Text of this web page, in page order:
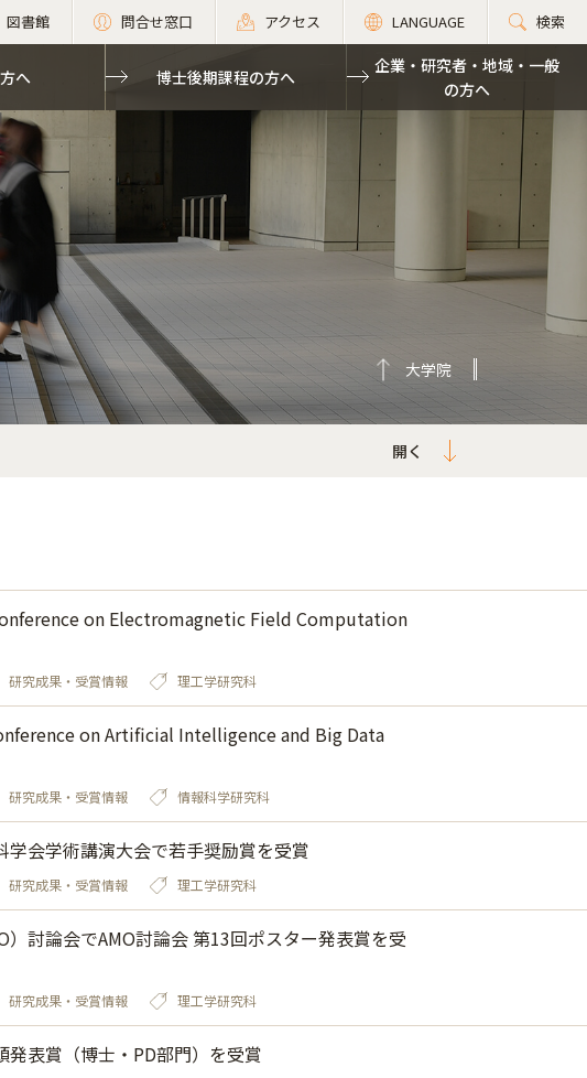
図書館 問合せ窓口 アクセス LANGUAGE 検索
へ 博士後期課程の方へ
企業・研究者・地域・一般
の方へ
大学院
on Electromagnetic Field Computation
研究成果・受賞情報 理工学研究科
on Artificial Intelligence and Big Data
研究成果・受賞情報 情報科学研究科
会学術講演大会で若手奨励賞を受賞
研究成果・受賞情報 理工学研究科
討論会でAMO討論会 第13回ポスター発表賞を受
研究成果・受賞情報 理工学研究科
表賞（博士・PD部門）を受賞